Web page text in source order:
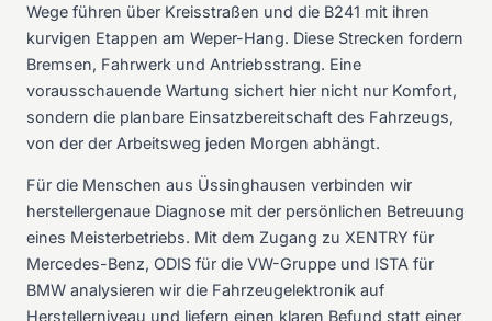
Wege führen über Kreisstraßen und die B241 mit ihren
kurvigen Etappen am Weper-Hang. Diese Strecken fordern
Bremsen, Fahrwerk und Antriebsstrang. Eine
vorausschauende Wartung sichert hier nicht nur Komfort,
sondern die planbare Einsatzbereitschaft des Fahrzeugs,
von der der Arbeitsweg jeden Morgen abhängt.
Für die Menschen aus Üssinghausen verbinden wir
herstellergenaue Diagnose mit der persönlichen Betreuung
eines Meisterbetriebs. Mit dem Zugang zu XENTRY für
Mercedes-Benz, ODIS für die VW-Gruppe und ISTA für
BMW analysieren wir die Fahrzeugelektronik auf
Herstellerniveau und liefern einen klaren Befund statt einer